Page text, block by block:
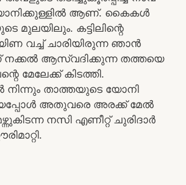
ആണ്. കൈകൾ
മുലയിലും. കട്ടിലിന്റെ
വച്ച് ചാരിയിരുന്ന ഞാൻ
നക്കൽ ആസ്വദിക്കുന്ന തത്തയെ
മേലേക്ക് കിടത്തി.
താത്തയുടെ യോനി
അതുവരെ അരക്ക് മേൽ
നസി എണീറ്റ് ചുരിദാർ